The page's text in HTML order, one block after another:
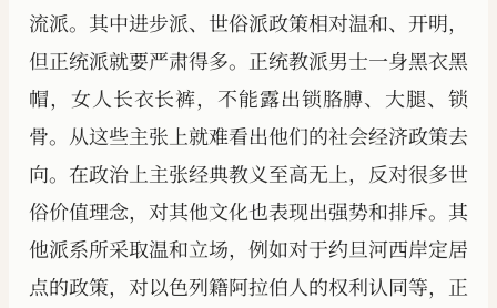
流派。其中进步派、世俗派政策相对温和、开明，
但正统派就要严肃得多。正统教派男士一身黑衣黑
帽，女人长衣长裤，不能露出锁胳膊、大腿、锁
骨。从这些主张上就难看出他们的社会经济政策去
向。在政治上主张经典教义至高无上，反对很多世
俗价值理念，对其他文化也表现出强势和排斥。其
他派系所采取温和立场，例如对于约旦河西岸定居
点的政策，对以色列籍阿拉伯人的权利认同等，正